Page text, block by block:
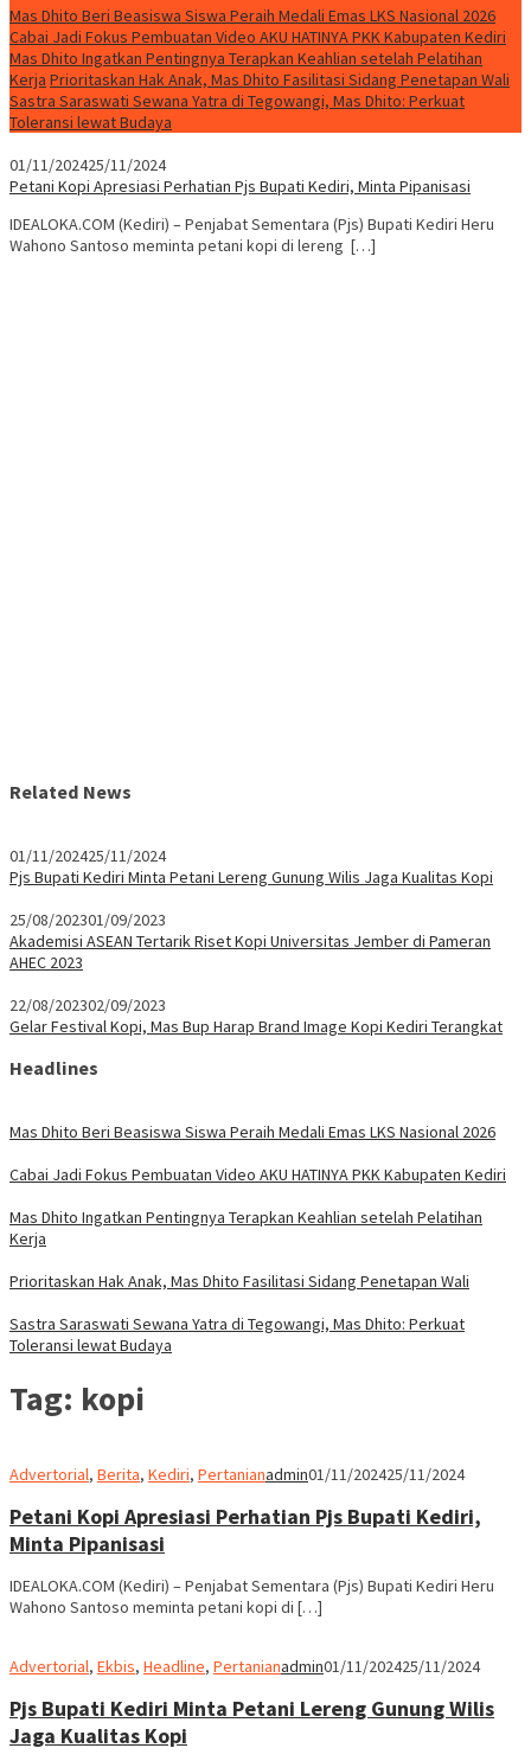
Mas Dhito Beri Beasiswa Siswa Peraih Medali Emas LKS Nasional 2026
Cabai Jadi Fokus Pembuatan Video AKU HATINYA PKK Kabupaten Kediri
Mas Dhito Ingatkan Pentingnya Terapkan Keahlian setelah Pelatihan
Kerja Prioritaskan Hak Anak, Mas Dhito Fasilitasi Sidang Penetapan Wali
Sastra Saraswati Sewana Yatra di Tegowangi, Mas Dhito: Perkuat
Toleransi lewat Budaya
01/11/202425/11/2024
Petani Kopi Apresiasi Perhatian Pjs Bupati Kediri, Minta Pipanisasi
IDEALOKA.COM (Kediri) – Penjabat Sementara (Pjs) Bupati Kediri Heru
Wahono Santoso meminta petani kopi di lereng […]
Related News
01/11/202425/11/2024
Pjs Bupati Kediri Minta Petani Lereng Gunung Wilis Jaga Kualitas Kopi
25/08/202301/09/2023
Akademisi ASEAN Tertarik Riset Kopi Universitas Jember di Pameran
AHEC 2023
22/08/202302/09/2023
Gelar Festival Kopi, Mas Bup Harap Brand Image Kopi Kediri Terangkat
Headlines
Mas Dhito Beri Beasiswa Siswa Peraih Medali Emas LKS Nasional 2026
Cabai Jadi Fokus Pembuatan Video AKU HATINYA PKK Kabupaten Kediri
Mas Dhito Ingatkan Pentingnya Terapkan Keahlian setelah Pelatihan
Kerja
Prioritaskan Hak Anak, Mas Dhito Fasilitasi Sidang Penetapan Wali
Sastra Saraswati Sewana Yatra di Tegowangi, Mas Dhito: Perkuat
Toleransi lewat Budaya
Tag: kopi
Advertorial, Berita, Kediri, Pertanianadmin01/11/202425/11/2024
Petani Kopi Apresiasi Perhatian Pjs Bupati Kediri,
Minta Pipanisasi
IDEALOKA.COM (Kediri) – Penjabat Sementara (Pjs) Bupati Kediri Heru
Wahono Santoso meminta petani kopi di […]
Advertorial, Ekbis, Headline, Pertanianadmin01/11/202425/11/2024
Pjs Bupati Kediri Minta Petani Lereng Gunung Wilis
Jaga Kualitas Kopi